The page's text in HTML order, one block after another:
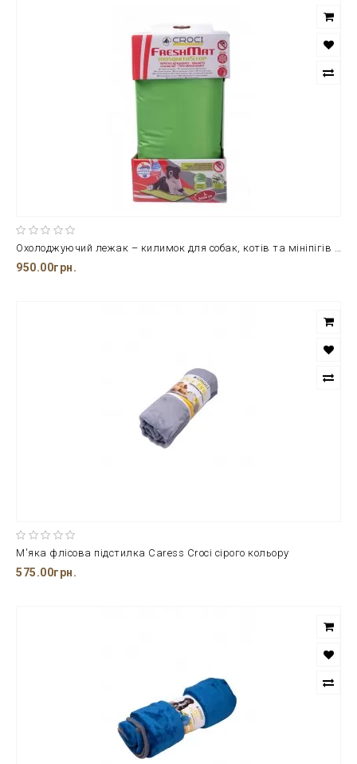
950.00грн.
М'яка флісова підстилка Caress Croci сірого кольору
575.00грн.